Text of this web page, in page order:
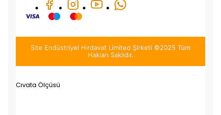
Site Endüstriyel Hırdavat Limited Şirketi ©2025 Tüm
Hakları Saklıdır.
Cıvata Ölçüsü